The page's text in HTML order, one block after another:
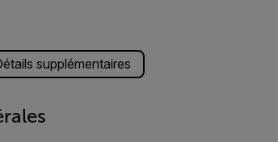
supplémentaires